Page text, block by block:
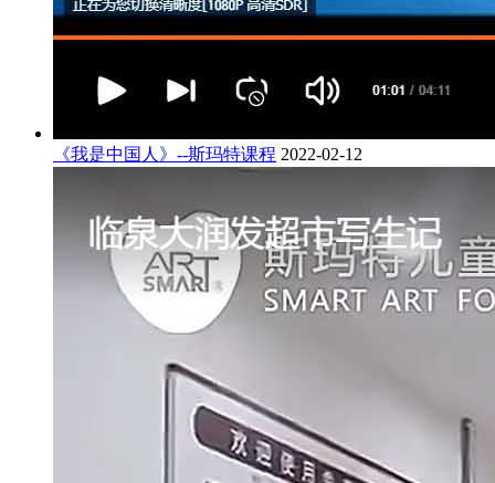
《我是中国人》--斯玛特课程 2022-02-12